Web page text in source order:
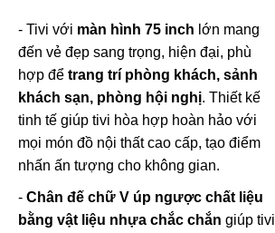
- Tivi với màn hình 75 inch lớn mang
đến vẻ đẹp sang trọng, hiện đại, phù
hợp để trang trí phòng khách, sảnh
khách sạn, phòng hội nghị. Thiết kế
tinh tế giúp tivi hòa hợp hoàn hảo với
mọi món đồ nội thất cao cấp, tạo điểm
nhấn ấn tượng cho không gian.
- Chân đế chữ V úp ngược chất liệu
bằng vật liệu nhựa chắc chắn giúp tivi